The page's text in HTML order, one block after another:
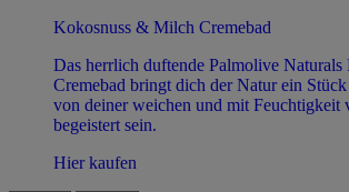
Kokosnuss & Milch Cremebad
Das herrlich duftende Palmolive
Cremebad bringt dich der Natur ein
von deiner weichen und mit Feuchtigkeit
begeistert sein.
Hier kaufen